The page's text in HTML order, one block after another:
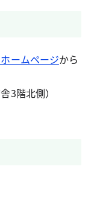
ームページから
3階北側）